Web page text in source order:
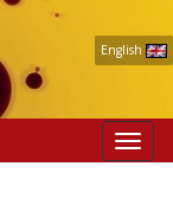
English